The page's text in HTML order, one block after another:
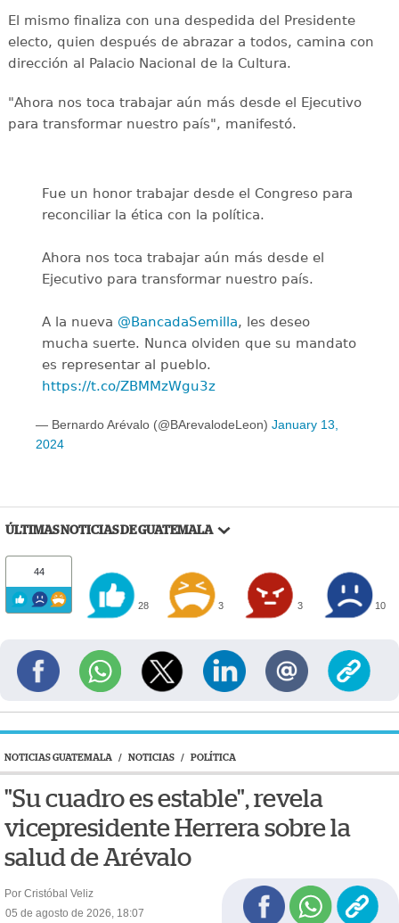
El mismo finaliza con una despedida del Presidente
electo, quien después de abrazar a todos, camina con
dirección al Palacio Nacional de la Cultura.
"Ahora nos toca trabajar aún más desde el Ejecutivo
para transformar nuestro país", manifestó.
Fue un honor trabajar desde el Congreso para
reconciliar la ética con la política.
Ahora nos toca trabajar aún más desde el
Ejecutivo para transformar nuestro país.
A la nueva @BancadaSemilla, les deseo
mucha suerte. Nunca olviden que su mandato
es representar al pueblo.
https://t.co/ZBMMzWgu3z
— Bernardo Arévalo (@BArevalodeLeon) January 13,
2024
ÚLTIMAS NOTICIAS DE GUATEMALA
44
28 3 3 10
NOTICIAS GUATEMALA / NOTICIAS / POLÍTICA
"Su cuadro es estable", revela
vicepresidente Herrera sobre la
salud de Arévalo
Por Cristóbal Veliz
05 de agosto de 2026, 18:07